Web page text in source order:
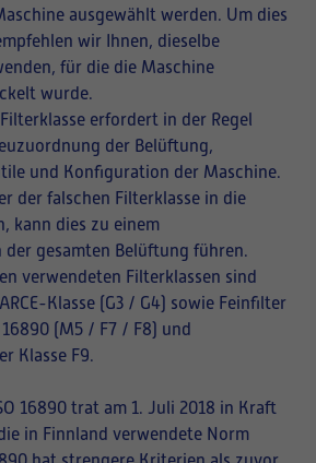
ausgewählt werden. Um dies
wir Ihnen, dieselbe
für die die Maschine
wurde.
erfordert in der Regel
der Belüftung,
und Konfiguration der Maschine.
der falschen Filterklasse in die
kann dies zu einem
gesamten Belüftung führen.
verwendeten Filterklassen sind
Klasse (G3 / G4) sowie Feinfilter
(M5 / F7 / F8) und
Klasse F9.
16890 trat am 1. Juli 2018 in Kraft
in Finnland verwendete Norm